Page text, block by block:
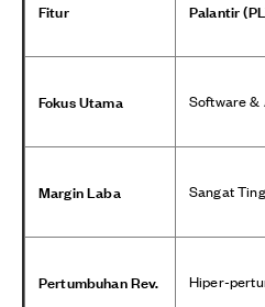
Fitur Palantir
Fokus Utama Software &
Margin Laba Sangat
Pertumbuhan Rev. Hiper-